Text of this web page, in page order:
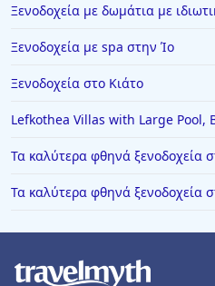
Ξενοδοχεία με δωμάτια με
Ξενοδοχεία με spa στην Ίο
Ξενοδοχεία στο Κιάτο
Lefkothea Villas with Large Pool,
Τα καλύτερα φθηνά ξενοδοχεία
Τα καλύτερα φθηνά ξενοδοχεία